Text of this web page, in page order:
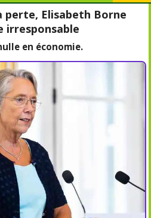
perte, Elisabeth Borne
irresponsable
en économie.